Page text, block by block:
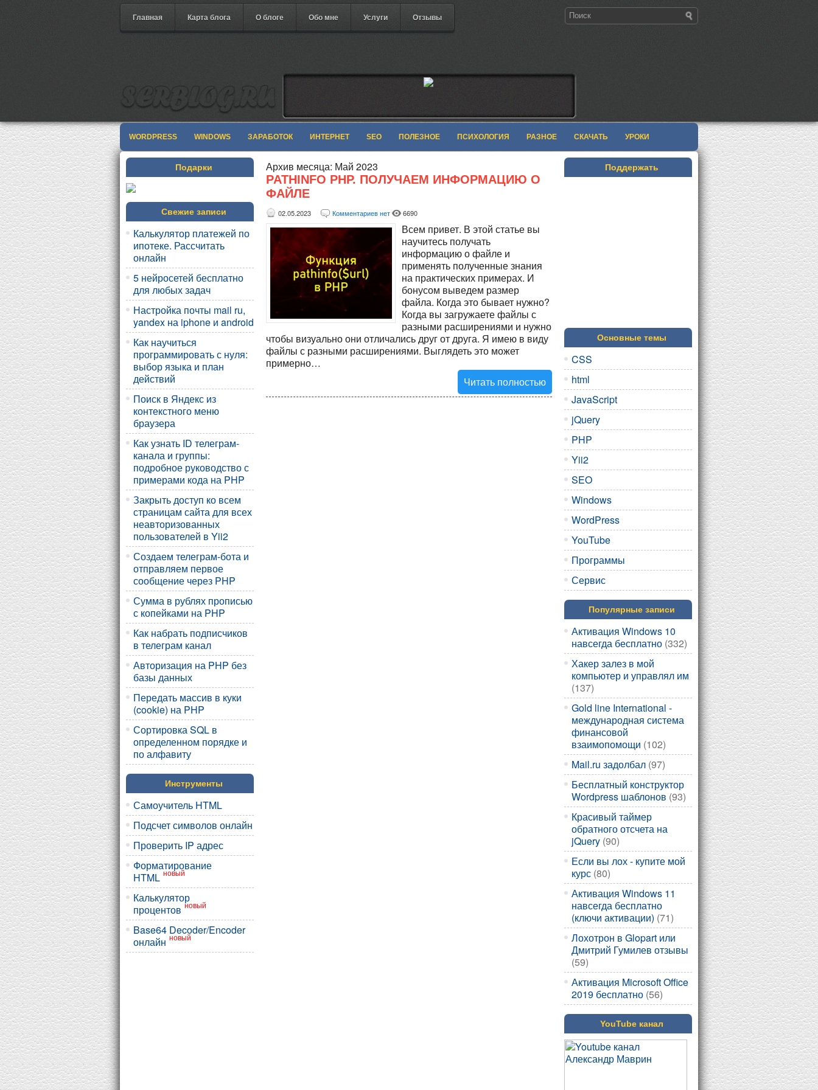
Главная Карта блога О блоге Обо мне Услуги Отзывы
WORDPRESS WINDOWS ЗАРАБОТОК ИНТЕРНЕТ SEO ПОЛЕЗНОЕ ПСИХОЛОГИЯ РАЗНОЕ СКАЧАТЬ УРОКИ
Подарки
Свежие записи
Калькулятор платежей по
ипотеке. Рассчитать
онлайн
5 нейросетей бесплатно
для любых задач
Настройка почты mail ru,
yandex на iphone и android
Как научиться
программировать с нуля:
выбор языка и план
действий
Поиск в Яндекс из
контекстного меню
браузера
Как узнать ID телеграм-
канала и группы:
подробное руководство с
примерами кода на PHP
Закрыть доступ ко всем
страницам сайта для всех
неавторизованных
пользователей в Yii2
Создаем телеграм-бота и
отправляем первое
сообщение через PHP
Сумма в рублях прописью
с копейками на PHP
Как набрать подписчиков
в телеграм канал
Авторизация на PHP без
базы данных
Передать массив в куки
(cookie) на PHP
Сортировка SQL в
определенном порядке и
по алфавиту
Инструменты
Самоучитель HTML
Подсчет символов онлайн
Проверить IP адрес
Форматирование
HTML новый
Калькулятор
процентов новый
Base64 Decoder/Encoder
онлайн новый
Архив месяца: Май 2023
PATHINFO PHP. ПОЛУЧАЕМ ИНФОРМАЦИЮ О
ФАЙЛЕ
02.05.2023 Комментариев нет 6690
Всем привет. В этой статье вы
научитесь получать
информацию о файле и
применять полученные знания
на практических примерах. И
бонусом выведем размер
файла. Когда это бывает нужно?
Когда вы загружаете файлы с
разными расширениями и нужно
чтобы визуально они отличались друг от друга. Я имею в виду
файлы с разными расширениями. Выглядеть это может
примерно…
Читать полностью
Поддержать
Основные темы
CSS
html
JavaScript
jQuery
PHP
Yii2
SEO
Windows
WordPress
YouTube
Программы
Сервис
Популярные записи
Активация Windows 10
навсегда бесплатно (332)
Хакер залез в мой
компьютер и управлял им
(137)
Gold line International -
международная система
финансовой
взаимопомощи (102)
Mail.ru задолбал (97)
Бесплатный конструктор
Wordpress шаблонов (93)
Красивый таймер
обратного отсчета на
jQuery (90)
Если вы лох - купите мой
курс (80)
Активация Windows 11
навсегда бесплатно
(ключи активации) (71)
Лохотрон в Glopart или
Дмитрий Гумилев отзывы
(59)
Активация Microsoft Office
2019 бесплатно (56)
YouTube канал